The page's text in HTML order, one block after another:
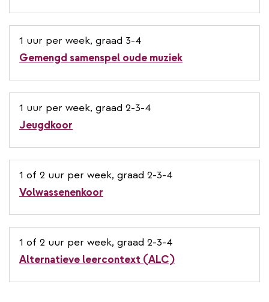
1 uur per week, graad 3-4
Gemengd samenspel oude muziek
1 uur per week, graad 2-3-4
Jeugdkoor
1 of 2 uur per week, graad 2-3-4
Volwassenenkoor
1 of 2 uur per week, graad 2-3-4
Alternatieve leercontext (ALC)